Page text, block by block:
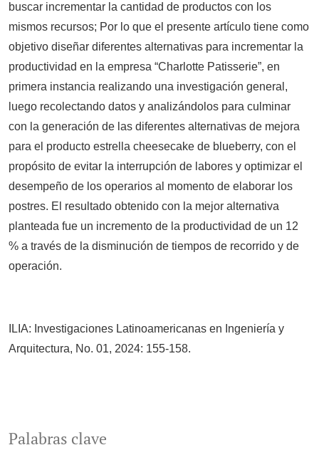
Palabras clave
buscar incrementar la cantidad de productos con los
mismos recursos; Por lo que el presente artículo tiene como
objetivo diseñar diferentes alternativas para incrementar la
productividad en la empresa “Charlotte Patisserie”, en
primera instancia realizando una investigación general,
luego recolectando datos y analizándolos para culminar
con la generación de las diferentes alternativas de mejora
para el producto estrella cheesecake de blueberry, con el
propósito de evitar la interrupción de labores y optimizar el
desempeño de los operarios al momento de elaborar los
postres. El resultado obtenido con la mejor alternativa
planteada fue un incremento de la productividad de un 12
% a través de la disminución de tiempos de recorrido y de
operación.
ILIA: Investigaciones Latinoamericanas en Ingeniería y
Arquitectura, No. 01, 2024: 155-158.